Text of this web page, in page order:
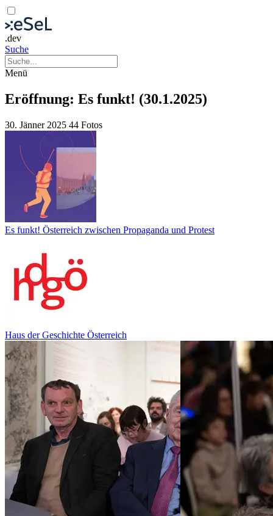
.dev
Suche
Menü
Eröffnung: Es funkt! (30.1.2025)
30. Jänner 2025 44 Fotos
Es funkt! Österreich zwischen Propaganda und Protest
Haus der Geschichte Österreich